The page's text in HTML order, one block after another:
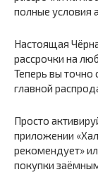
полные условия
Настоящая
рассрочки на
Теперь вы точно
главной
Просто
приложении
рекомендует»
покупки